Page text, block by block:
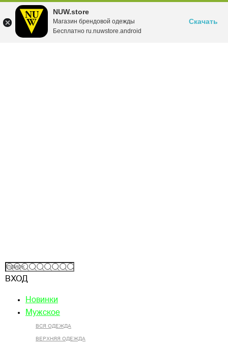
NUW.store
Магазин брендовой одежды
Бесплатно ru.nuwstore.android
Скачать
ВХОД
Новинки
Мужское
ВСЯ ОДЕЖДА
ВЕРХНЯЯ ОДЕЖДА